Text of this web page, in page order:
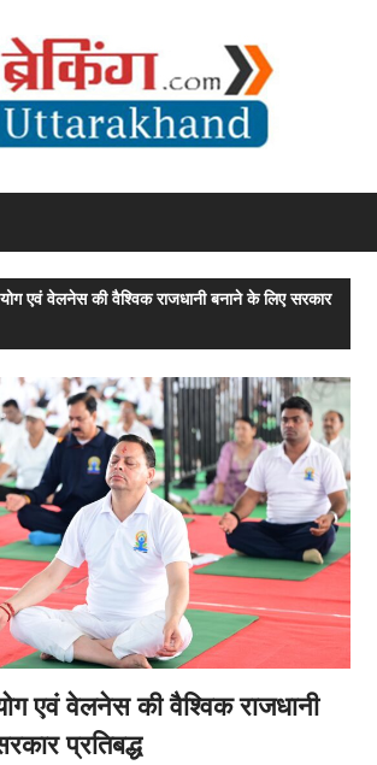
एवं वेलनेस की वैश्विक राजधानी बनाने के लिए सरकार
एवं वेलनेस की वैश्विक राजधानी
प्रतिबद्ध